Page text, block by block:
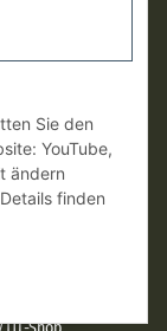
Sie den
YouTube,
ändern
finden